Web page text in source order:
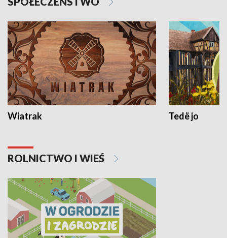
Wiatrak Tedë jo
ROLNICTWO I WIEŚ